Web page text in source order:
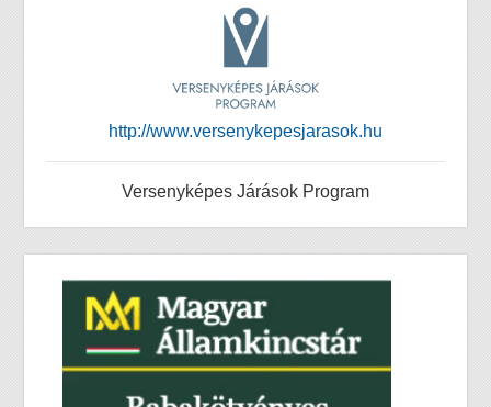
http://www.versenykepesjarasok.hu
Versenyképes Járások Program